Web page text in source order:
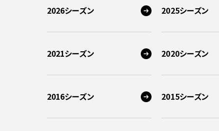
2026シーズン 2025シーズン
2021シーズン 2020シーズン
2016シーズン 2015シーズン